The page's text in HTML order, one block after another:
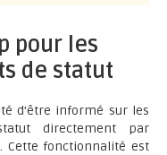
pour les
de statut
d'être informé sur les
directement par
Cette fonctionnalité est